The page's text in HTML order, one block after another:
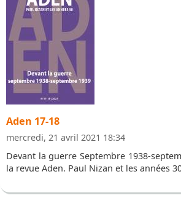
Aden 17-18
mercredi, 21 avril 2021 18:34
Devant la guerre Septembre 1938-
la revue Aden. Paul Nizan et les années